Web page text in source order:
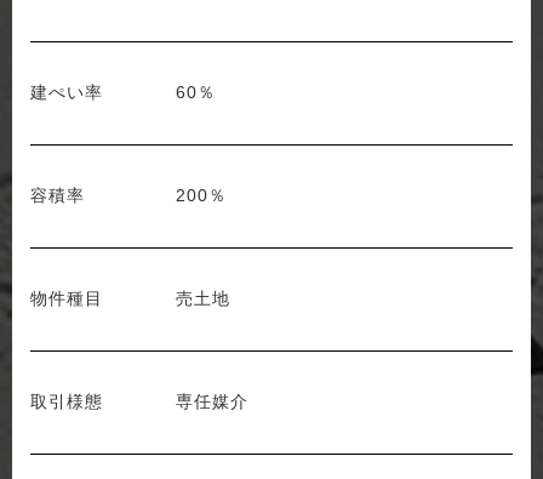
建ぺい率 60％
容積率 200％
物件種目 売土地
取引様態 専任媒介